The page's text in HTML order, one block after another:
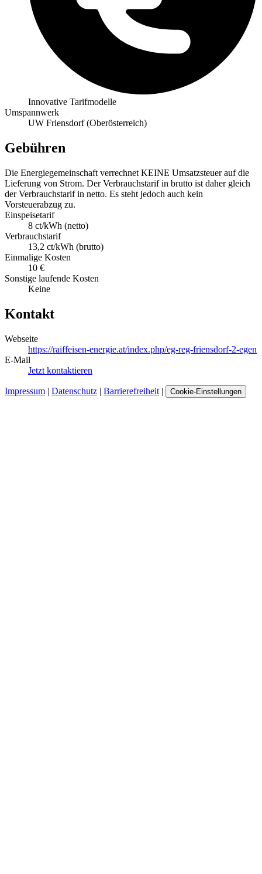
Innovative Tarifmodelle
Umspannwerk
UW Friensdorf (Oberösterreich)
Gebühren
Die Energiegemeinschaft verrechnet KEINE Umsatzsteuer auf die
Lieferung von Strom. Der Verbrauchstarif in brutto ist daher gleich
der Verbrauchstarif in netto. Es steht jedoch auch kein
Vorsteuerabzug zu.
Einspeisetarif
8 ct/kWh (netto)
Verbrauchstarif
13,2 ct/kWh (brutto)
Einmalige Kosten
10 €
Sonstige laufende Kosten
Keine
Kontakt
Webseite
https://raiffeisen-energie.at/index.php/eg-reg-friensdorf-2-egen
E-Mail
Jetzt kontaktieren
Impressum | Datenschutz | Barrierefreiheit | Cookie-Einstellungen